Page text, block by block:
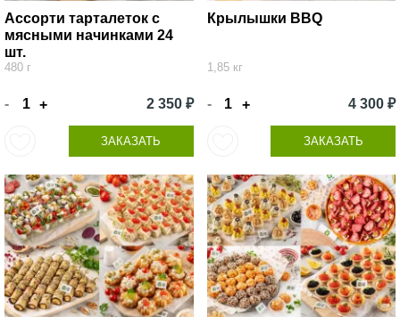
Ассорти тарталеток с
мясными начинками 24
шт.
480 г
- + 2 350 ₽
ЗАКАЗАТЬ
Крылышки BBQ
1,85 кг
- + 4 300 ₽
ЗАКАЗАТЬ